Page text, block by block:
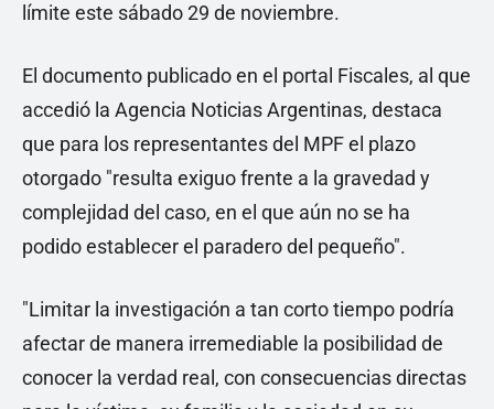
límite este sábado 29 de noviembre.
El documento publicado en el portal Fiscales, al que
accedió la Agencia Noticias Argentinas, destaca
que para los representantes del MPF el plazo
otorgado "resulta exiguo frente a la gravedad y
complejidad del caso, en el que aún no se ha
podido establecer el paradero del pequeño".
"Limitar la investigación a tan corto tiempo podría
afectar de manera irremediable la posibilidad de
conocer la verdad real, con consecuencias directas